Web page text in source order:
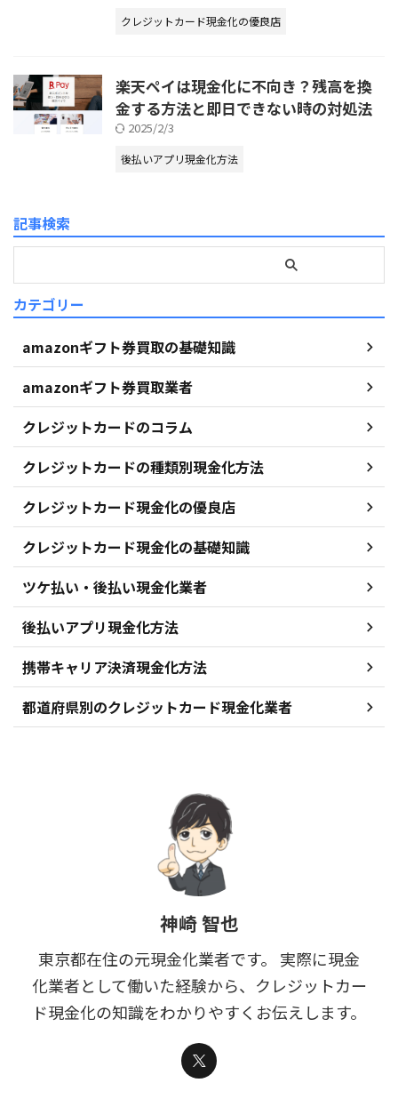
クレジットカード現金化の優良店
楽天ペイは現金化に不向き？残高を換
金する方法と即日できない時の対処法
2025/2/3
後払いアプリ現金化方法
記事検索
カテゴリー
amazonギフト券買取の基礎知識
amazonギフト券買取業者
クレジットカードのコラム
クレジットカードの種類別現金化方法
クレジットカード現金化の優良店
クレジットカード現金化の基礎知識
ツケ払い・後払い現金化業者
後払いアプリ現金化方法
携帯キャリア決済現金化方法
都道府県別のクレジットカード現金化業者
神崎 智也
東京都在住の元現金化業者です。 実際に現金
化業者として働いた経験から、クレジットカー
ド現金化の知識をわかりやすくお伝えします。